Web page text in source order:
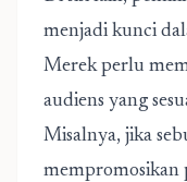
menjadi kunci
Merek perlu
audiens yang
Misalnya, jika
mempromosikan